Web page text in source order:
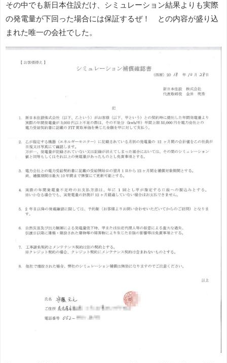
その中でも新日本住設だけ、シミュレーション結果よりも実際
の発電量が下回った場合には保証するぜ！ との内容が盛り込
まれた唯一の会社でした。